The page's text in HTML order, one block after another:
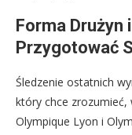
Forma Drużyn
Przygotować
Śledzenie ostatnich
który chce zrozumieć,
Olympique Lyon i